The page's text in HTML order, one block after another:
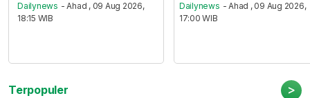
Dailynews - Ahad , 09 Aug 2026,
18:15 WIB
Dailynews - Ahad , 09 Aug 2026,
17:00 WIB
Terpopuler >